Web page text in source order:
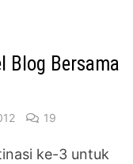
Blog Bersama
19
ke-3 untuk